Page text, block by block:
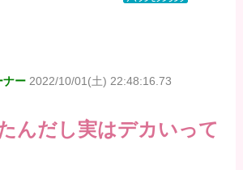
ナー 2022/10/01(土) 22:48:16.73
んだし実はデカいって